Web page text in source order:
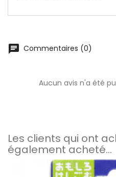
chat Commentaires (0)
Aucun avis n'a été
Les clients qui ont
également acheté...